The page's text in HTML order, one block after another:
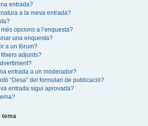
entrada?
a la meva entrada?
opcions a l’enquesta?
una enquesta?
a un fòrum?
adjunts?
entrada a un moderador?
“Desa” del formulari de publicació?
entrada sigui aprovada?
tema